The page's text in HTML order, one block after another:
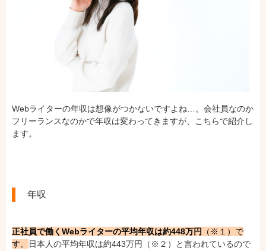
Webライターの年収は想像がつかないですよね…。会社員なのか
フリーランスなのかで年収は変わってきますが、こちらで紹介し
ます。
年収
正社員で働くWebライターの平均年収は約448万円 （※１）で
す。
日本人の平均年収は約443万円（※２）と言われているので